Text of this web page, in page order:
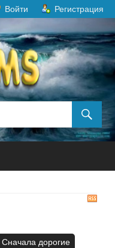
Войти Регистрация
Сначала дорогие